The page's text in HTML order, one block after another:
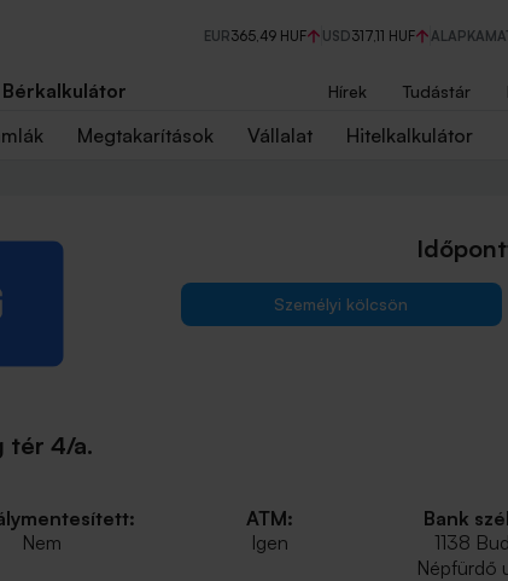
EUR365,49 HUF USD317,11 HUF
Bérkalkulátor Hírek Tudástár
Megtakarítások Vállalat Hitelkalkulátor
tér 4/a.
Személyi kölcsön
Nem
ATM:
Igen
Bank
1138
Népfürdő